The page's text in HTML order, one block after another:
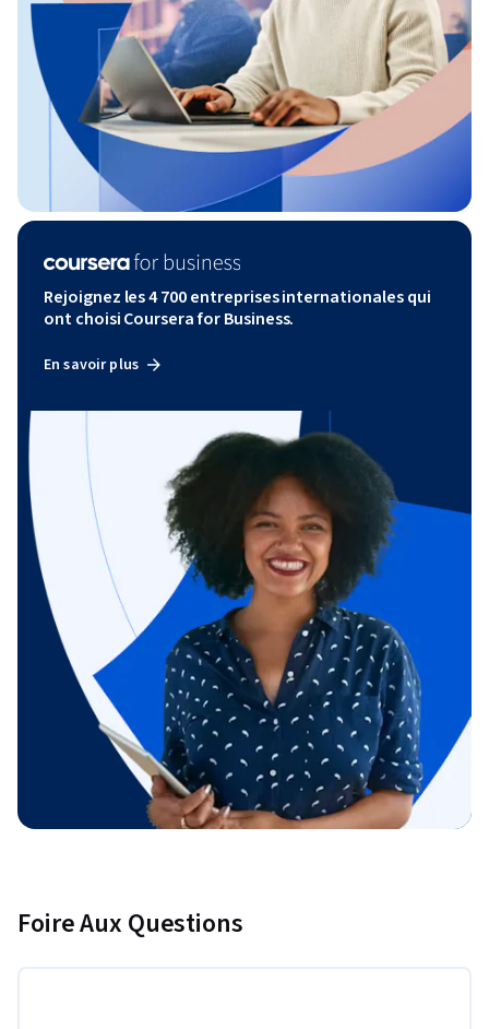
Rejoignez les 4 700 entreprises internationales qui
ont choisi Coursera for Business.
En savoir plus
Foire Aux Questions